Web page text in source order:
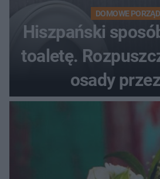
DOMOWE
Hiszpański
toaletę.
osady